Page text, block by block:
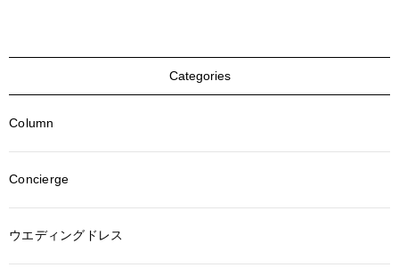
Categories
Column
Concierge
ウエディングドレス